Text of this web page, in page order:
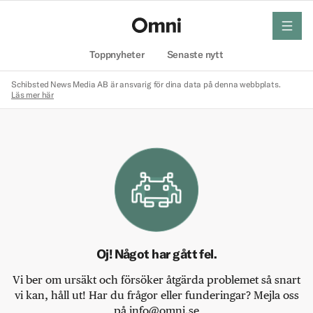
Toppnyheter Senaste nytt
meny
Schibsted News Media AB är ansvarig för dina data på denna webbplats.
Läs mer här
Oj! Något har gått fel.
Vi ber om ursäkt och försöker åtgärda problemet så snart
vi kan, håll ut! Har du frågor eller funderingar? Mejla oss